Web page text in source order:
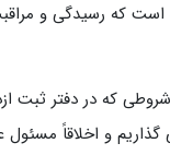
است که رسیدگی و
که در دفتر ثبت
گذاریم و اخلاقاً